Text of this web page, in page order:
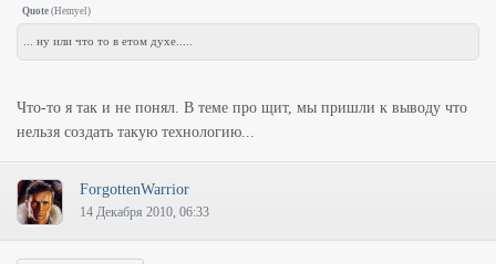
Quote (Hemyel)
... ну или что то в етом духе.....
Что-то я так и не понял. В теме про щит, мы пришли к выводу что
нельзя создать такую технологию...
ForgottenWarrior
14 Декабря 2010, 06:33